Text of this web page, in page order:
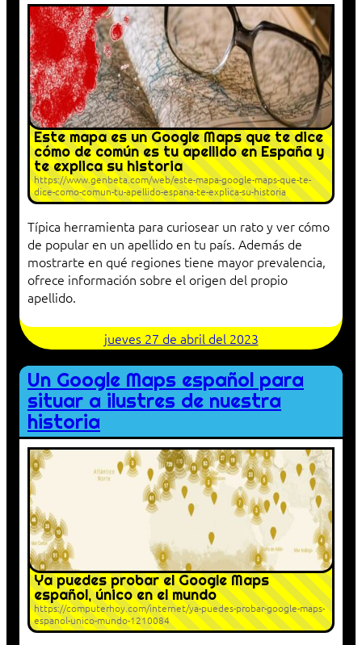
Este mapa es un Google Maps que te dice
cómo de común es tu apellido en España y
te explica su historia
https://www.genbeta.com/web/este-mapa-google-maps-que-te-
dice-como-comun-tu-apellido-espana-te-explica-su-historia
Típica herramienta para curiosear un rato y ver cómo
de popular en un apellido en tu país. Además de
mostrarte en qué regiones tiene mayor prevalencia,
ofrece información sobre el origen del propio
apellido.
jueves 27 de abril del 2023
Un Google Maps español para
situar a ilustres de nuestra
historia
Ya puedes probar el Google Maps
español, único en el mundo
https://computerhoy.com/internet/ya-puedes-probar-google-maps-
espanol-unico-mundo-1210084